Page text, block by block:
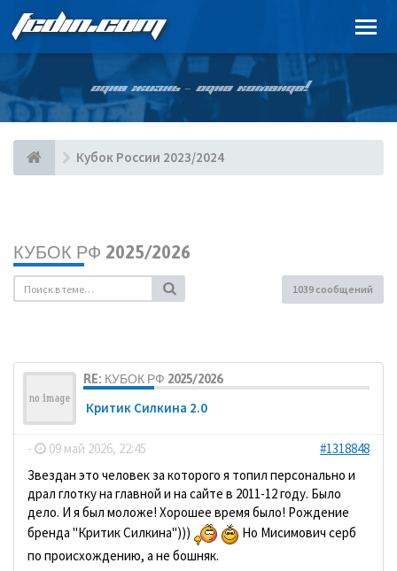
FCDIN.COM
ОДНА ЖИЗНЬ – ОДНА КОМАНДА!
Кубок России 2023/2024
КУБОК РФ 2025/2026
1039 сообщений
RE: КУБОК РФ 2025/2026
Критик Силкина 2.0
- 09 май 2026, 22:45
#1318848
Звездан это человек за которого я топил персонально и
драл глотку на главной и на сайте в 2011-12 году. Было
дело. И я был моложе! Хорошее время было! Рождение
бренда "Критик Силкина")))
Но Мисимович серб
по происхождению, а не бошняк.